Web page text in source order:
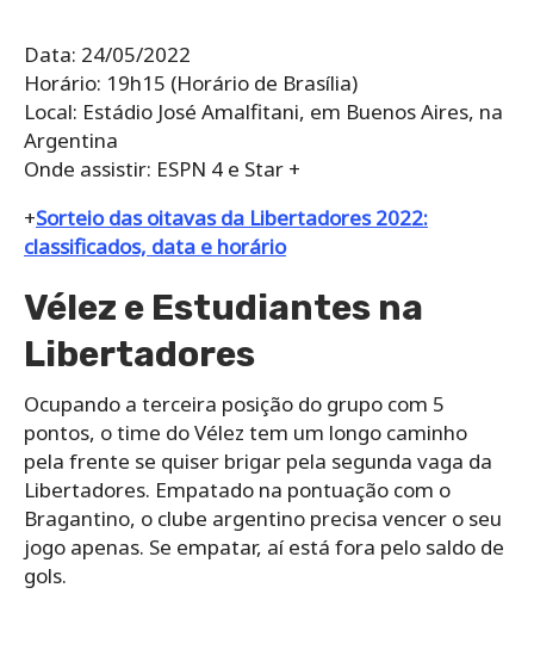
Data: 24/05/2022
Horário: 19h15 (Horário de Brasília)
Local: Estádio José Amalfitani, em Buenos Aires, na
Argentina
Onde assistir: ESPN 4 e Star +
+Sorteio das oitavas da Libertadores 2022:
classificados, data e horário
Vélez e Estudiantes na
Libertadores
Ocupando a terceira posição do grupo com 5
pontos, o time do Vélez tem um longo caminho
pela frente se quiser brigar pela segunda vaga da
Libertadores. Empatado na pontuação com o
Bragantino, o clube argentino precisa vencer o seu
jogo apenas. Se empatar, aí está fora pelo saldo de
gols.